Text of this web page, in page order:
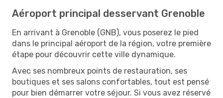
Aéroport principal desservant Grenoble
En arrivant à Grenoble (GNB), vous poserez le pied
dans le principal aéroport de la région, votre première
étape pour découvrir cette ville dynamique.
Avec ses nombreux points de restauration, ses
boutiques et ses salons confortables, tout est pensé
pour bien démarrer votre séjour. Si vous avez réservé